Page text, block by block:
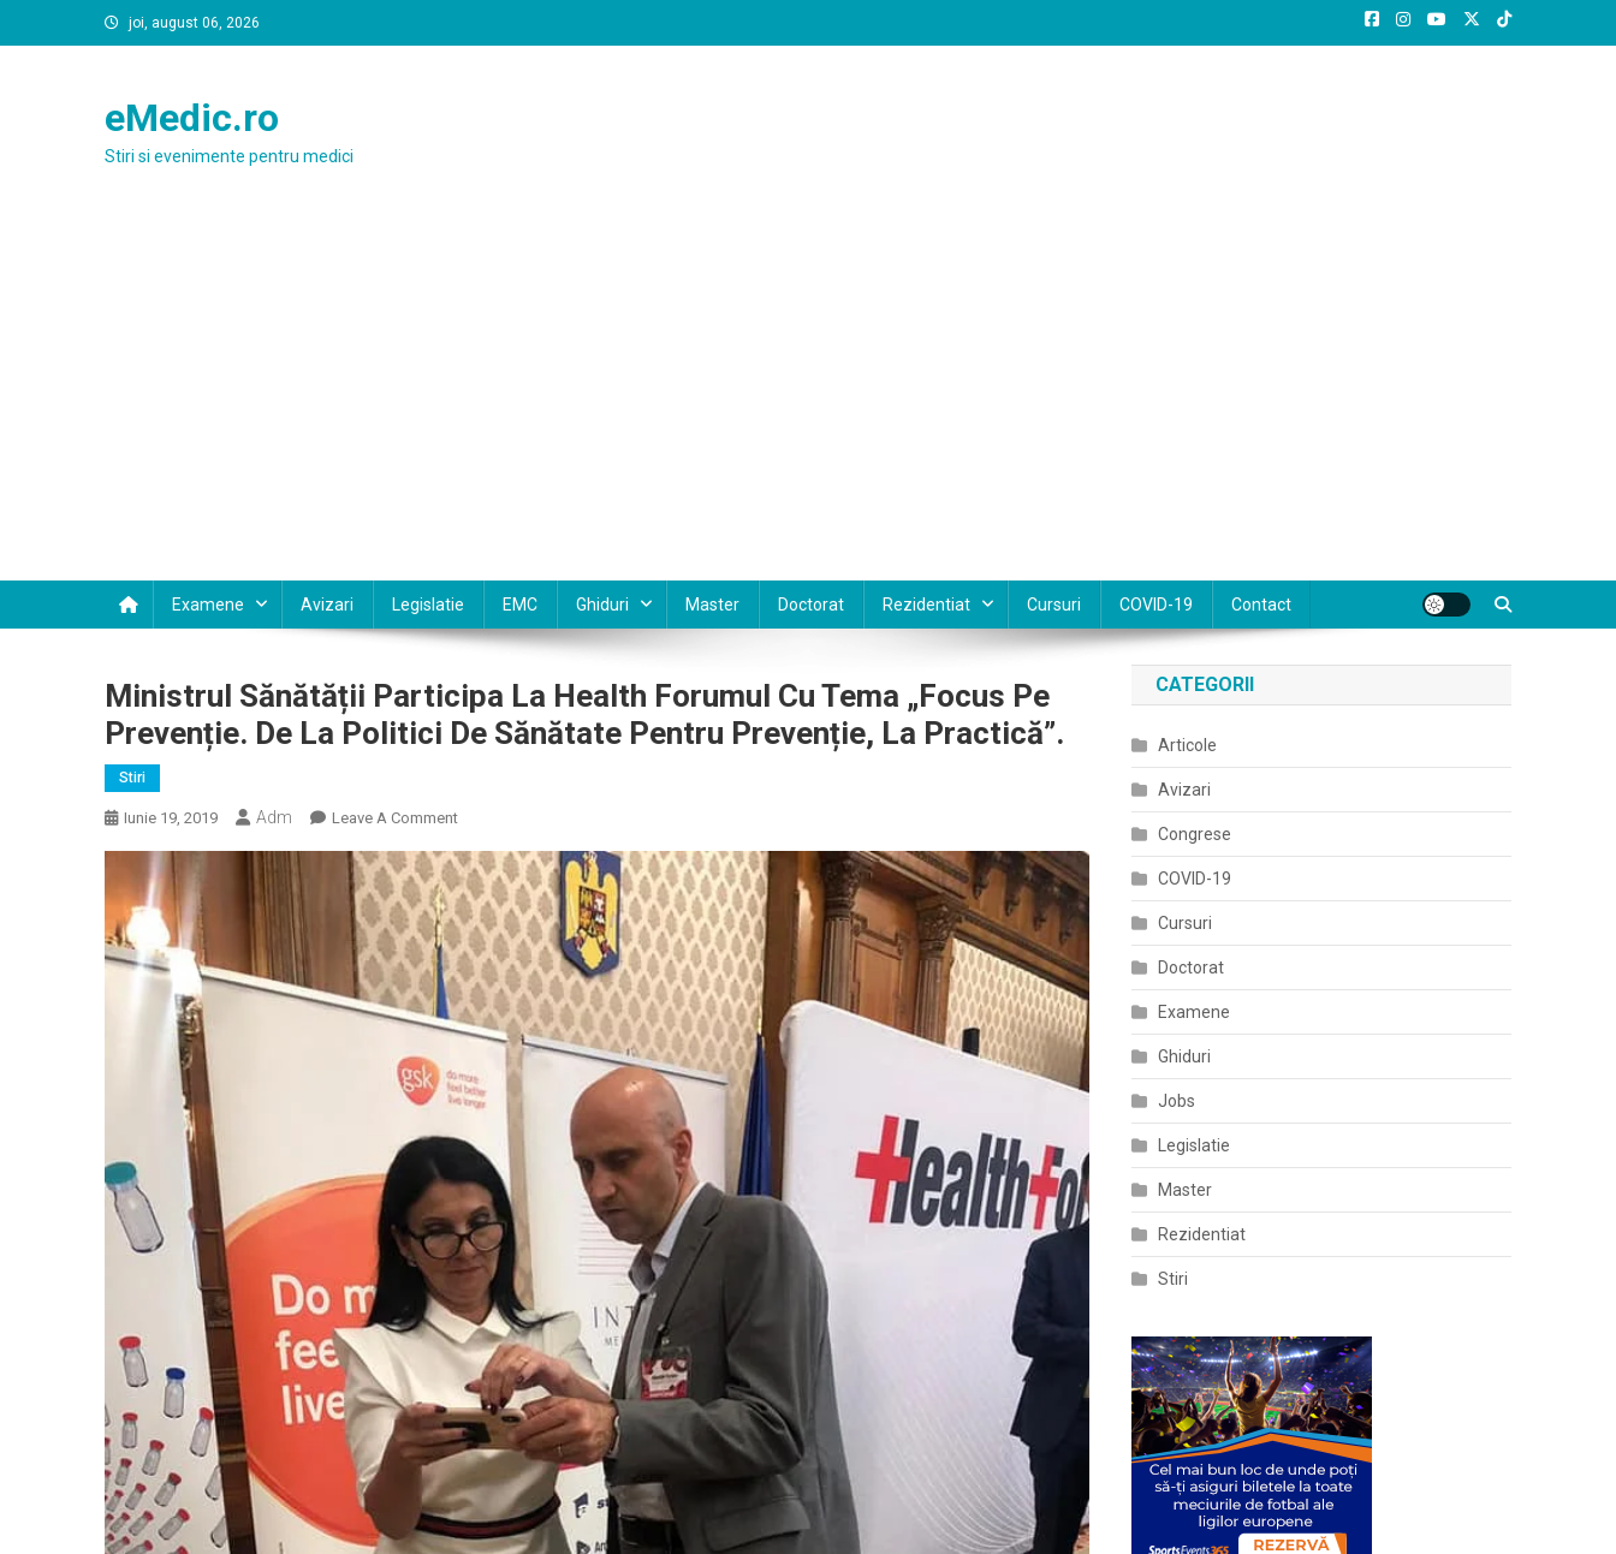
to
joi, august 06, 2026
eMedic.ro
Stiri si evenimente pentru medici
Examene Avizari Legislatie EMC Ghiduri Master Doctorat Rezidentiat Cursuri COVID-19 Contact
Ministrul Sănătății Participa La Health Forumul Cu Tema „Focus Pe
Prevenție. De La Politici De Sănătate Pentru Prevenție, La Practică”.
Stiri
Iunie 19, 2019 Adm Leave A CommentOn
Sănătății
Participa
La
Health
Forumul
Cu
Tema
Pe
De
Politici
De
Sănătate
Pentru
Prevenție,
La
Practică”.
CATEGORII
Articole
Avizari
Congrese
COVID-19
Cursuri
Doctorat
Examene
Ghiduri
Jobs
Legislatie
Master
Rezidentiat
Stiri